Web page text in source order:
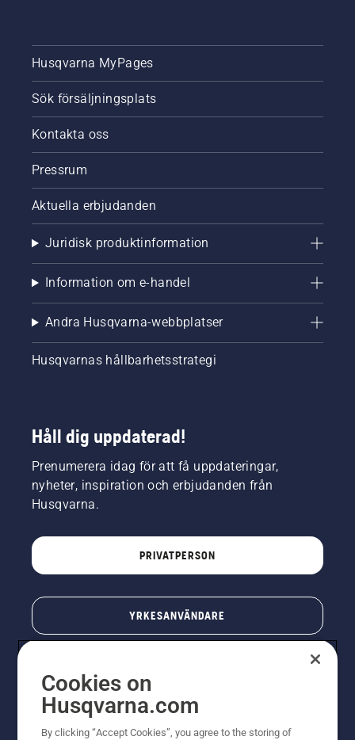
Husqvarna MyPages
Sök försäljningsplats
Kontakta oss
Pressrum
Aktuella erbjudanden
Juridisk produktinformation
Information om e-handel
Andra Husqvarna-webbplatser
Husqvarnas hållbarhetsstrategi
Håll dig uppdaterad!
Prenumerera idag för att få uppdateringar,
nyheter, inspiration och erbjudanden från
Husqvarna.
PRIVATPERSON
YRKESANVÄNDARE
Cookies on
Husqvarna.com
By clicking “Accept Cookies”, you agree to the storing of